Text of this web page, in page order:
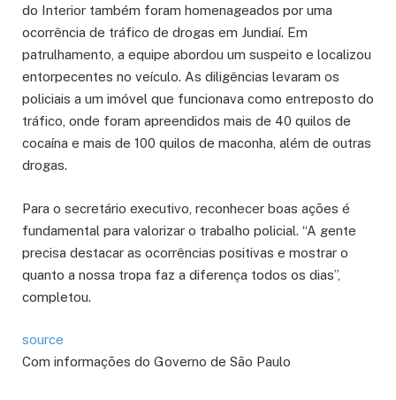
do Interior também foram homenageados por uma
ocorrência de tráfico de drogas em Jundiaí. Em
patrulhamento, a equipe abordou um suspeito e localizou
entorpecentes no veículo. As diligências levaram os
policiais a um imóvel que funcionava como entreposto do
tráfico, onde foram apreendidos mais de 40 quilos de
cocaína e mais de 100 quilos de maconha, além de outras
drogas.
Para o secretário executivo, reconhecer boas ações é
fundamental para valorizar o trabalho policial. “A gente
precisa destacar as ocorrências positivas e mostrar o
quanto a nossa tropa faz a diferença todos os dias”,
completou.
source
Com informações do Governo de São Paulo